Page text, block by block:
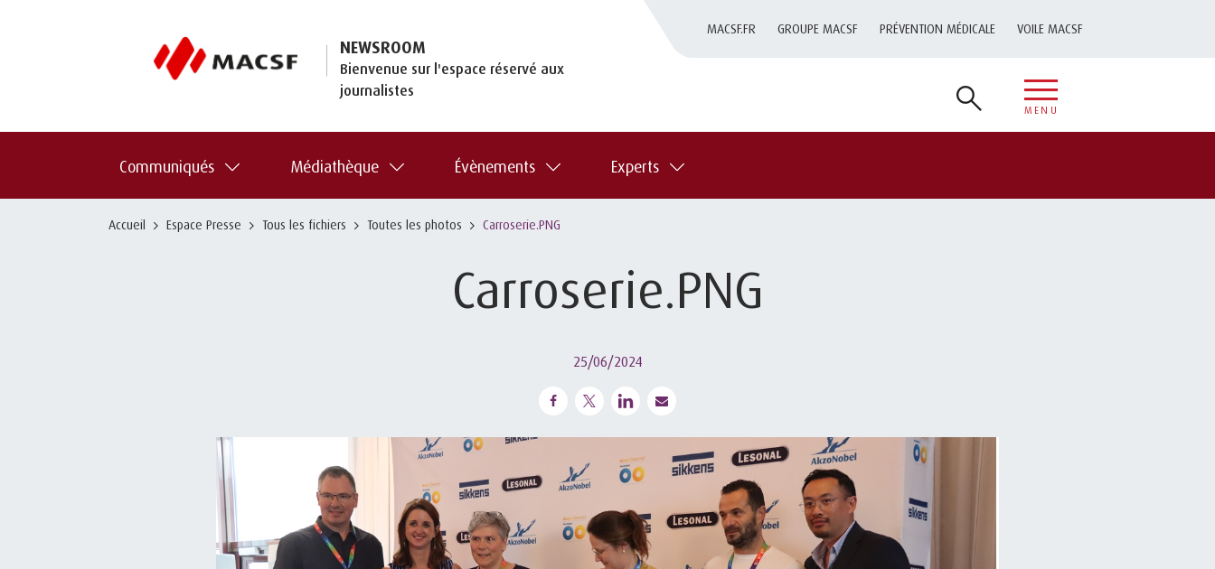
NEWSROOM
Bienvenue sur l'espace réservé aux
journalistes
MACSF.FR GROUPE MACSF PRÉVENTION MÉDICALE VOILE MACSF
MENU
Communiqués Médiathèque Évènements Experts
Accueil Espace Presse Tous les fichiers Toutes les photos Carroserie.PNG
Carroserie.PNG
25/06/2024